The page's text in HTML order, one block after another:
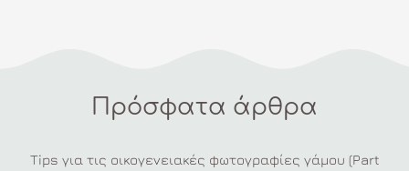
Πρόσφατα άρθρα
Tips για τις οικογενειακές φωτογραφίες γάμου (Part